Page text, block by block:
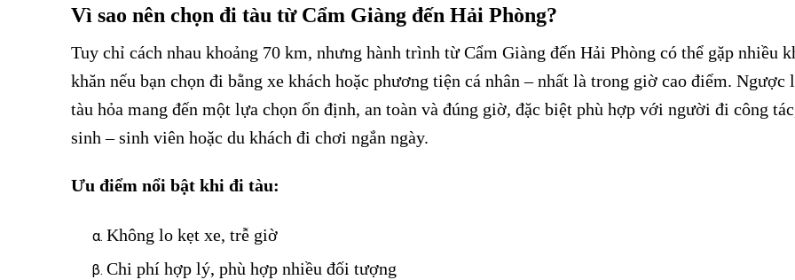
Vì sao nên chọn đi tàu từ Cẩm Giàng đến Hải Phòng?
Tuy chỉ cách nhau khoảng 70 km, nhưng hành trình từ Cẩm Giàng đến Hải Phòng có thể gặp nhiều
khăn nếu bạn chọn đi bằng xe khách hoặc phương tiện cá nhân – nhất là trong giờ cao điểm. Ngược
tàu hỏa mang đến một lựa chọn ổn định, an toàn và đúng giờ, đặc biệt phù hợp với người đi công
sinh – sinh viên hoặc du khách đi chơi ngắn ngày.
Ưu điểm nổi bật khi đi tàu:
Không lo kẹt xe, trễ giờ
Chi phí hợp lý, phù hợp nhiều đối tượng